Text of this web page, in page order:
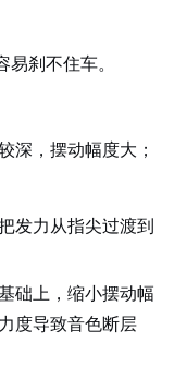
刹不住车。
深，摆动幅度大；
发力从指尖过渡到
础上，缩小摆动幅
度导致音色断层